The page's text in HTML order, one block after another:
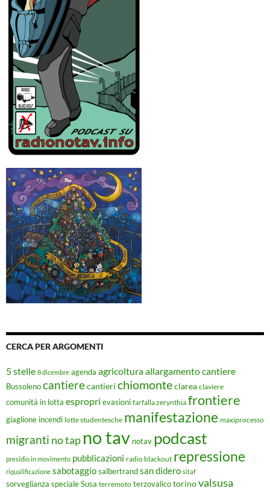
CERCA PER ARGOMENTI
5 stelle 8 dicembre agenda agricolturaallargamento cantiere
Bussolenocantierecantieri chiomonteclarea claviere
comunità in lotta espropri evasioni farfalla zerynthia frontiere
giaglione incendi lotte studentesche manifestazione maxiprocesso
migranti no tap no tav notav podcast
presidio in movimento pubblicazioni radio blackout repressione
riqualificazione sabotaggiosalbertrandsan didero sitaf
sorveglianza speciale Susa terremoto terzovalico torinovalsusa